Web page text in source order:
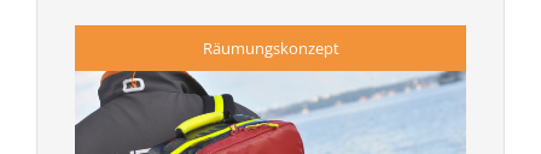
Räumungskonzept